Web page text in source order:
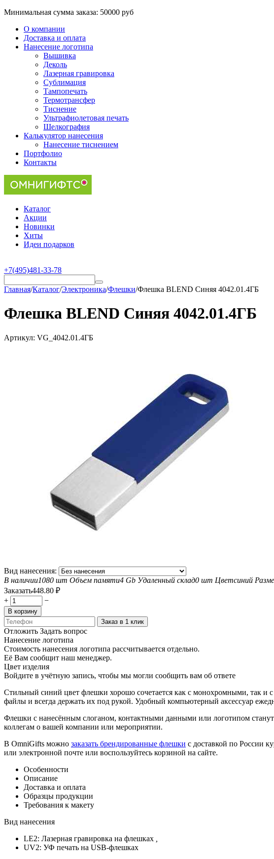
Минимальная сумма заказа: 50000 руб
О компании
Доставка и оплата
Нанесение логотипа
Вышивка
Деколь
Лазерная гравировка
Сублимация
Тампопечать
Термотрансфер
Тиснение
Ультрафиолетовая печать
Шелкография
Калькулятор нанесения
Нанесение тиснением
Портфолио
Контакты
Каталог
Акции
Новинки
Хиты
Идеи подарков
+7(495)481-33-78
Главная/Каталог/Электроника/Флешки/Флешка BLEND Синяя 4042.01.4ГБ
Флешка BLEND Синяя 4042.01.4ГБ
Артикул: VG_4042.01.4ГБ
Вид нанесения:
В наличии1080 шт Объем памяти4 Gb Удаленный склад0 шт Цветсиний
Заказать448.80 ₽
+
−
В корзину
Заказ в 1 клик
Отложить Задать вопрос
Нанесение логотипа
Стоимость нанесения логотипа рассчитывается отдельно.
Её Вам сообщит наш менеджер.
Цвет изделия
Войдите в учётную запись, чтобы мы могли сообщить вам об ответе
Стильный синий цвет флешки хорошо сочетается как с монохромными, так
файлы и всегда держать их под рукой. Удобный компьютерный аксессуар
Флешки с нанесённым слоганом, контактными данными или логотипом
коллегам о вашей компании или мероприятии.
В OmniGifts можно заказать брендированные флешки с доставкой по России
или электронной почте или воспользуйтесь корзиной на сайте.
Особенности
Описание
Доставка и оплата
Образцы продукции
Требования к макету
Вид нанесения
LE2: Лазерная гравировка на флешках
UV2: УФ печать на USB-флешках